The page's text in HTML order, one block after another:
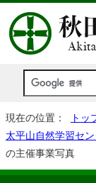
現在の位置： トッ
太平山自然学習セ
の主催事業写真